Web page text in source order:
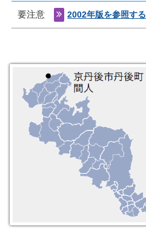
要注意 2002年版を参照する